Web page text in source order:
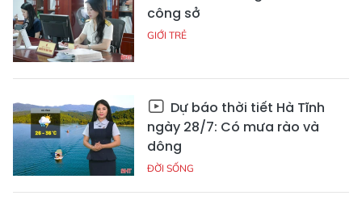
công sở
GIỚI TRẺ
Dự báo thời tiết Hà Tĩnh
ngày 28/7: Có mưa rào và
dông
ĐỜI SỐNG